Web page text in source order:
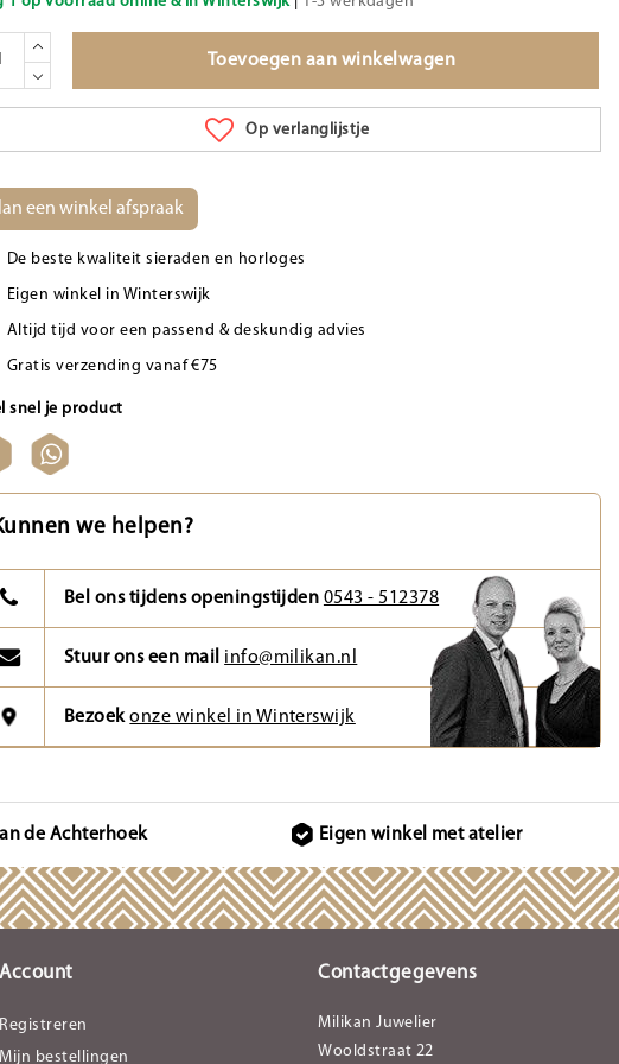
Toevoegen aan winkelwagen
Op verlanglijstje
een winkel afspraak
De beste kwaliteit sieraden en horloges
Eigen winkel in Winterswijk
Altijd tijd voor een passend & deskundig advies
Gratis verzending vanaf €75
snel je product
we helpen?
Bel ons tijdens openingstijden 0543 - 512378
Stuur ons een mail info@milikan.nl
Bezoekonze winkel in Winterswijk
de Achterhoek Eigen winkel met atelier
Account
Registreren
Mijn bestellingen
Contactgegevens
Milikan Juwelier
Wooldstraat 22